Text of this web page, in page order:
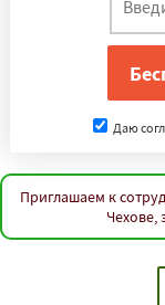
Даю
Приглашаем к
Чехове,